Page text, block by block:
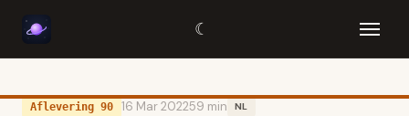
☾
Aflevering 90 16 Mar 202259 min NL